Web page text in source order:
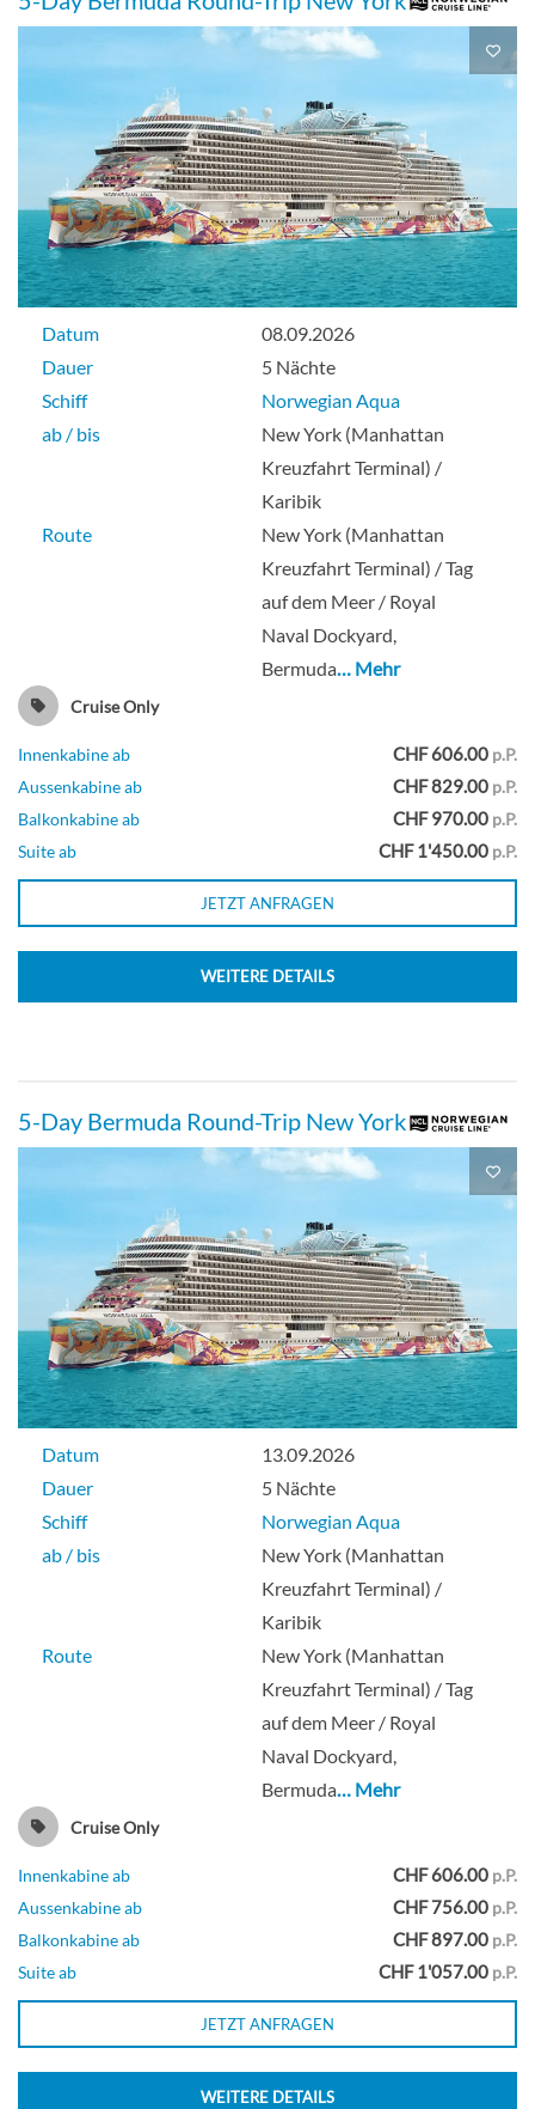
Deck 05
Innenkabine
Solo Innenkabine-[IT]
Deck 12
Deck 05
Nach vorne gerichtete Club Balkon Suite
mit großem Balkon-[M2]
Deck 09
Suite
Club Balkon Suite-[MA]
Deck 09
Suite
Nach vorne gerichtete Club Balkon
Suite-[MB]
Sailaway Club Balkon Suite-[MX]
Deck 11
Suite
Familie Außenkabine-[O4]
Datum
08.09.2026
Dauer
5 Nächte
Schiff
Norwegian Aqua
ab / bis
New York (Manhattan
Kreuzfahrt Terminal) /
Karibik
Route
New York (Manhattan
Kreuzfahrt Terminal) / Tag
auf dem Meer / Royal
Naval Dockyard,
Bermuda… Mehr
Cruise Only
Innenkabine ab CHF 606.00 p.P.
Aussenkabine ab
CHF 829.00 p.P.
Balkonkabine ab
CHF 970.00 p.P.
Suite ab
CHF 1'450.00 p.P.
JETZT ANFRAGEN
WEITERE DETAILS
5-Day Bermuda Round-Trip New York
Datum
13.09.2026
Dauer
5 Nächte
Schiff
Norwegian Aqua
ab / bis
New York (Manhattan
Kreuzfahrt Terminal) /
Karibik
Route
New York (Manhattan
Kreuzfahrt Terminal) / Tag
auf dem Meer / Royal
Naval Dockyard,
Bermuda… Mehr
Cruise Only
Innenkabine ab CHF 606.00 p.P.
Aussenkabine ab
CHF 756.00 p.P.
Balkonkabine ab
CHF 897.00 p.P.
Suite ab
CHF 1'057.00 p.P.
JETZT ANFRAGEN
WEITERE DETAILS